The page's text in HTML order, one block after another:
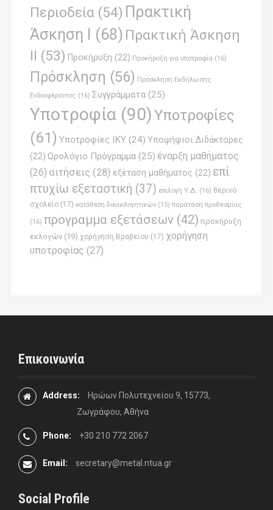
Περιοδεία (54) Πρακτική
Άσκηση Ι
(68) Πρακτική Άσκηση
ΙΙ (53) Προκήρυξη (22) Προκήρυξη για υποτροφία (16)
Πρόσκληση (56) Πρόσκληση Εκδήλωσης
Ενδιαφέροντος (16) Συγγράμματα (25)
Υποτροφία (90)Υποτροφίες
(61) Υποτροφίες ΙΚΥ (24) Υποψήφιοι Διδάκτορες
(22) Ωρολόγιο Πρόγραμμα (25) έναρξη μαθήματος
(26) αιτήσεις (28) εξέταση μαθήματος (22) επί
πτυχίω εξεταστική (37) επιλογή Υ.Δ. (16) θερινό
σχολείο (17) κατάθεση δικαιολογητικών (15) παράταση προθεσμίας
(16) προγραμμα εξετάσεων (42) προκήρυξη
εκλογών (19) χορήγηση Βραβείου (17) χορήγηση
υποτροφίας (27)
Επικοινωνία
Address:
Ηρώων Πολυτεχνείου 9, 15773,
Ζωγράφου, Αθήνα
Phone: +30 210 772 2067
Email: secretary@metal.ntua.gr
Social Profile